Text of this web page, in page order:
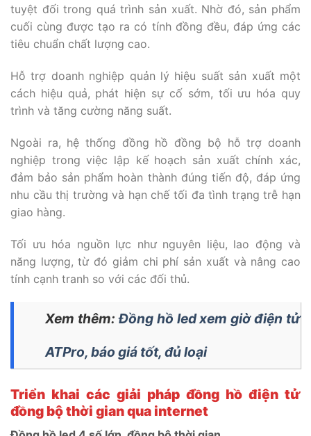
tuyệt đối trong quá trình sản xuất. Nhờ đó, sản phẩm
cuối cùng được tạo ra có tính đồng đều, đáp ứng các
tiêu chuẩn chất lượng cao.
Hỗ trợ doanh nghiệp quản lý hiệu suất sản xuất một
cách hiệu quả, phát hiện sự cố sớm, tối ưu hóa quy
trình và tăng cường năng suất.
Ngoài ra, hệ thống đồng hồ đồng bộ hỗ trợ doanh
nghiệp trong việc lập kế hoạch sản xuất chính xác,
đảm bảo sản phẩm hoàn thành đúng tiến độ, đáp ứng
nhu cầu thị trường và hạn chế tối đa tình trạng trễ hạn
giao hàng.
Tối ưu hóa nguồn lực như nguyên liệu, lao động và
năng lượng, từ đó giảm chi phí sản xuất và nâng cao
tính cạnh tranh so với các đối thủ.
Xem thêm:Đồng hồ led xem giờ điện tử
ATPro, báo giá tốt, đủ loại
Triển khai các giải pháp đồng hồ điện tử
đồng bộ thời gian qua internet